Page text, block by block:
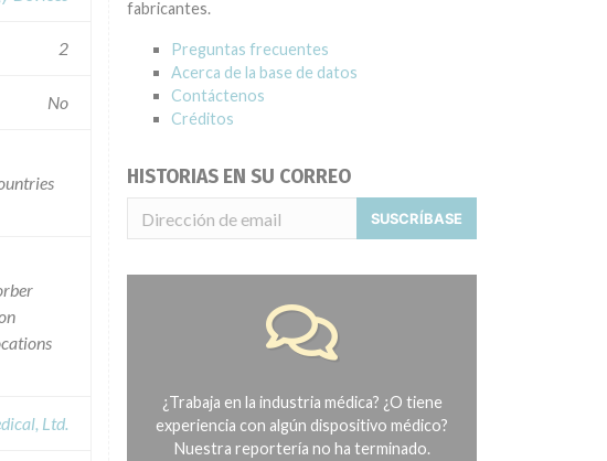
2
No
Ltd.
fabricantes.
Preguntas frecuentes
Acerca de la base de datos
Contáctenos
Créditos
HISTORIAS EN SU CORREO
SUSCRÍBASE
¿Trabaja en la industria médica? ¿O tiene
experiencia con algún dispositivo médico?
Nuestra reportería no ha terminado.